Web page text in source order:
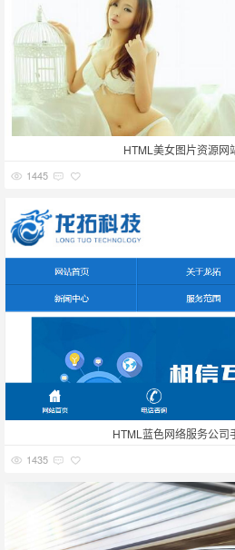
HTML美女图片资源网
1445
HTML蓝色网络服务公司
1435